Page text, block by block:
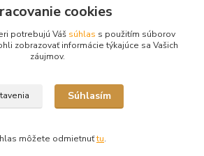
cookies
potrebujú Váš súhlas s použitím súborov
zobrazovať informácie týkajúce sa Vašich
záujmov.
Súhlasím
môžete odmietnuťtu.